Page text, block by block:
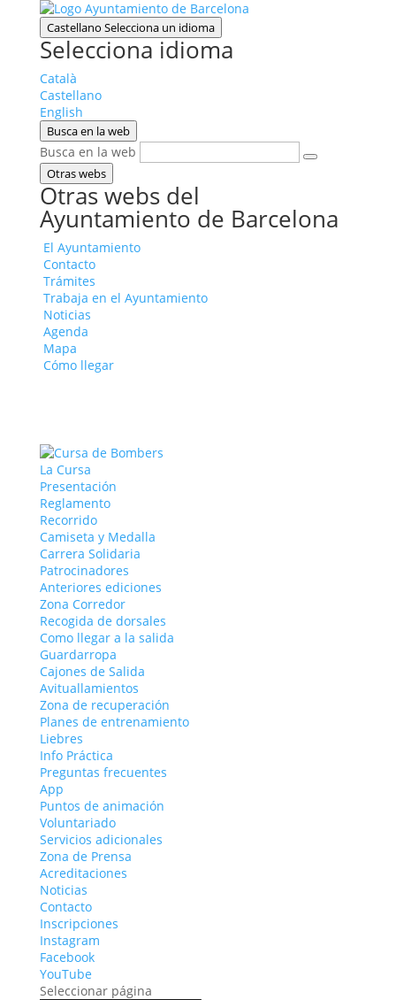
Castellano Selecciona un idioma
Selecciona idioma
Català
Castellano
English
Busca en la web
Busca en la web
Otras webs
Otras webs del
Ayuntamiento de Barcelona
El Ayuntamiento
Contacto
Trámites
Trabaja en el Ayuntamiento
Noticias
Agenda
Mapa
Cómo llegar
La Cursa
Presentación
Reglamento
Recorrido
Camiseta y Medalla
Carrera Solidaria
Patrocinadores
Anteriores ediciones
Zona Corredor
Recogida de dorsales
Como llegar a la salida
Guardarropa
Cajones de Salida
Avituallamientos
Zona de recuperación
Planes de entrenamiento
Liebres
Info Práctica
Preguntas frecuentes
App
Puntos de animación
Voluntariado
Servicios adicionales
Zona de Prensa
Acreditaciones
Noticias
Contacto
Inscripciones
Instagram
Facebook
YouTube
Seleccionar página